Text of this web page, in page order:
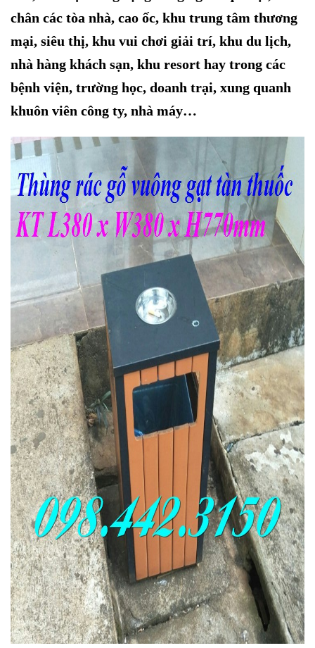
chân các tòa nhà, cao ốc, khu trung tâm thương
mại, siêu thị, khu vui chơi giải trí, khu du lịch,
nhà hàng khách sạn, khu resort hay trong các
bệnh viện, trường học, doanh trại, xung quanh
khuôn viên công ty, nhà máy…